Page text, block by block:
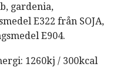
gardenia,
E322 från SOJA,
E904.
1260kj / 300kcal